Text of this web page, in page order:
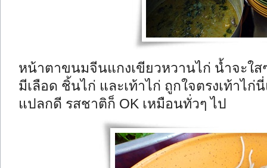
หน้าตาขนมจีนแกงเขียวหวานไก่ น้ำจะใ
มีเลือด ชิ้นไก่ และเท้าไก่ ถูกใจตรงเท้าไ
แปลกดี รสชาติก็ OK เหมือนทั่วๆ ไป